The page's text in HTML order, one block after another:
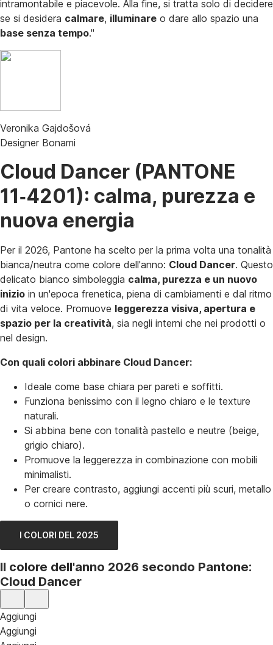
intramontabile e piacevole. Alla fine, si tratta solo di decidere
se si desidera calmare, illuminare o dare allo spazio una
base senza tempo."
Veronika Gajdošová
Designer Bonami
Cloud Dancer (PANTONE
11‑4201): calma, purezza e
nuova energia
Per il 2026, Pantone ha scelto per la prima volta una tonalità
bianca/neutra come colore dell'anno: Cloud Dancer. Questo
delicato bianco simboleggia calma, purezza e un nuovo
inizio in un'epoca frenetica, piena di cambiamenti e dal ritmo
di vita veloce. Promuove leggerezza visiva, apertura e
spazio per la creatività, sia negli interni che nei prodotti o
nel design.
Con quali colori abbinare Cloud Dancer:
Ideale come base chiara per pareti e soffitti.
Funziona benissimo con il legno chiaro e le texture
naturali.
Si abbina bene con tonalità pastello e neutre (beige,
grigio chiaro).
Promuove la leggerezza in combinazione con mobili
minimalisti.
Per creare contrasto, aggiungi accenti più scuri, metallo
o cornici nere.
I COLORI DEL 2025
Il colore dell'anno 2026 secondo Pantone:
Cloud Dancer
Aggiungi
Aggiungi